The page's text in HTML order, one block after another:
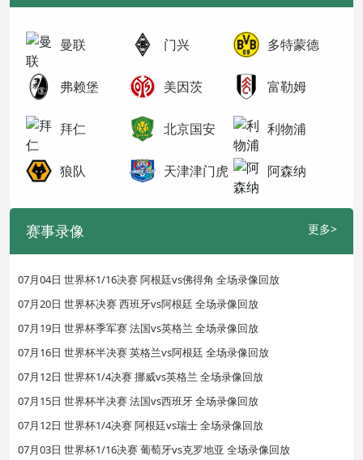
曼联 门兴 多特蒙德
弗赖堡 美因茨 富勒姆
拜仁 北京国安 利物浦
狼队 天津津门虎 阿森纳
赛事录像 更多>
07月04日 世界杯1/16决赛 阿根廷vs佛得角 全场录像回放
07月20日 世界杯决赛 西班牙vs阿根廷 全场录像回放
07月19日 世界杯季军赛 法国vs英格兰 全场录像回放
07月16日 世界杯半决赛 英格兰vs阿根廷 全场录像回放
07月12日 世界杯1/4决赛 挪威vs英格兰 全场录像回放
07月15日 世界杯半决赛 法国vs西班牙 全场录像回放
07月12日 世界杯1/4决赛 阿根廷vs瑞士 全场录像回放
07月03日 世界杯1/16决赛 葡萄牙vs克罗地亚 全场录像回放